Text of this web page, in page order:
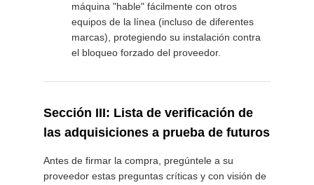
máquina "hable" fácilmente con otros
equipos de la línea (incluso de diferentes
marcas), protegiendo su instalación contra
el bloqueo forzado del proveedor.
Sección III: Lista de verificación de
las adquisiciones a prueba de futuros
Antes de firmar la compra, pregúntele a su
proveedor estas preguntas críticas y con visión de